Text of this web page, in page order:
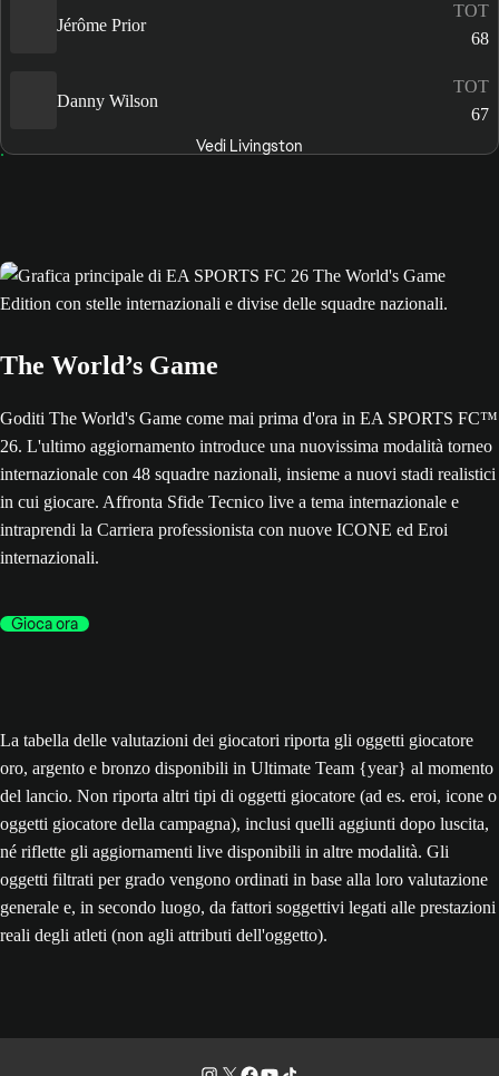
Jérôme Prior
TOT
68
Danny Wilson
TOT
67
Vedi Livingston
The World’s Game
Goditi The World's Game come mai prima d'ora in EA SPORTS FC™
26. L'ultimo aggiornamento introduce una nuovissima modalità torneo
internazionale con 48 squadre nazionali, insieme a nuovi stadi realistici
in cui giocare. Affronta Sfide Tecnico live a tema internazionale e
intraprendi la Carriera professionista con nuove ICONE ed Eroi
internazionali.
Gioca ora
La tabella delle valutazioni dei giocatori riporta gli oggetti giocatore
oro, argento e bronzo disponibili in Ultimate Team {year} al momento
del lancio. Non riporta altri tipi di oggetti giocatore (ad es. eroi, icone o
oggetti giocatore della campagna), inclusi quelli aggiunti dopo luscita,
né riflette gli aggiornamenti live disponibili in altre modalità. Gli
oggetti filtrati per grado vengono ordinati in base alla loro valutazione
generale e, in secondo luogo, da fattori soggettivi legati alle prestazioni
reali degli atleti (non agli attributi dell'oggetto).